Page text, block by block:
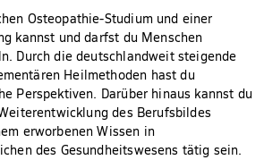
Osteopathie-Studium und einer
kannst und darfst du Menschen
Durch die deutschlandweit steigende
Heilmethoden hast du
Perspektiven. Darüber hinaus kannst du
des Berufsbildes
erworbenen Wissen in
des Gesundheitswesens tätig sein.